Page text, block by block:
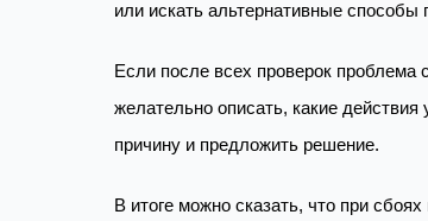
или искать альтернативные способы
Если после всех проверок проблема
желательно описать, какие
причину и предложить решение.
В итоге можно сказать, что при